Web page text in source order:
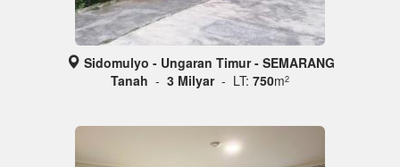
Sidomulyo - Ungaran Timur - SEMARANG
Tanah - 3 Milyar - LT: 750m2